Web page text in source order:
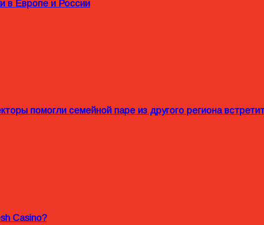
в Европе и России
помогли семейной паре из другого региона
Casino?